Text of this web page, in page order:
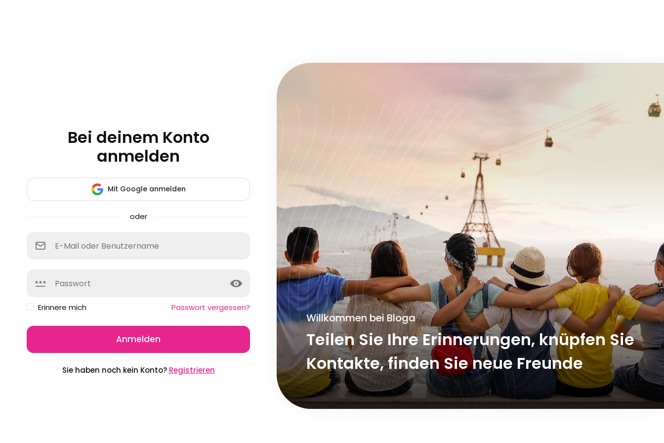
Bei deinem Konto
anmelden
Mit Google anmelden
oder
Erinnere mich Passwort vergessen?
Anmelden
Sie haben noch kein Konto? Registrieren
Willkommen bei Bloga
Teilen Sie Ihre Erinnerungen, knüpfen Sie
Kontakte, finden Sie neue Freunde